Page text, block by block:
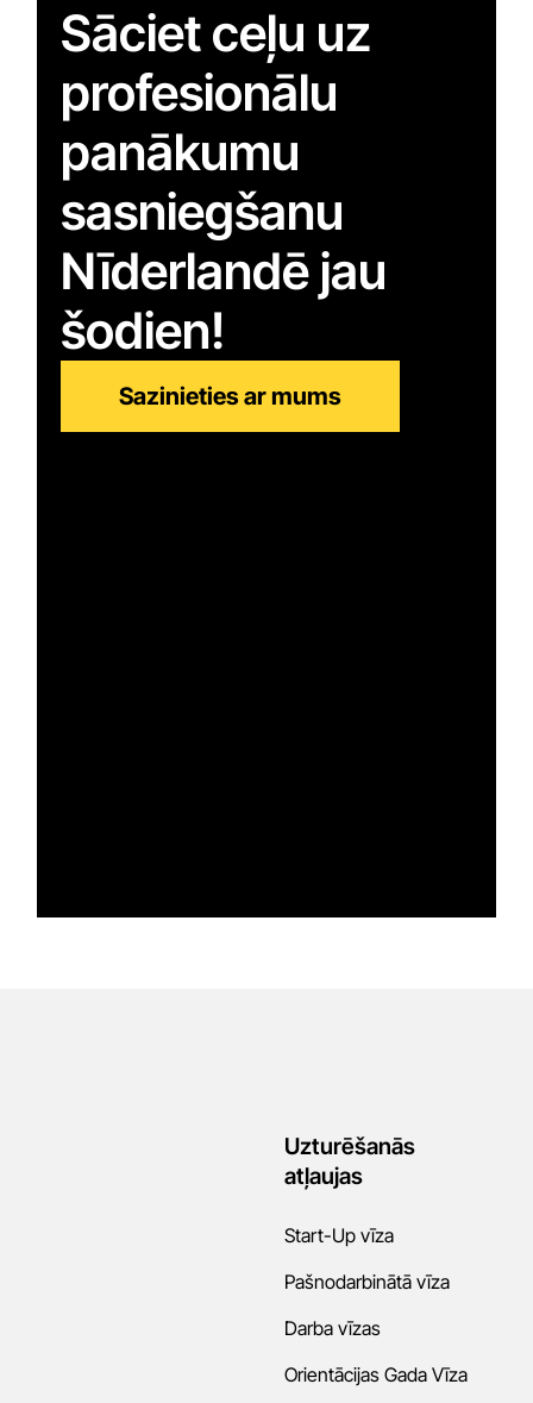
Sāciet ceļu uz
profesionālu
panākumu
sasniegšanu
Nīderlandē jau
šodien!
Sazinieties ar mums
Uzturēšanās
atļaujas
Start-Up vīza
Pašnodarbinātā vīza
Darba vīzas
Orientācijas Gada Vīza